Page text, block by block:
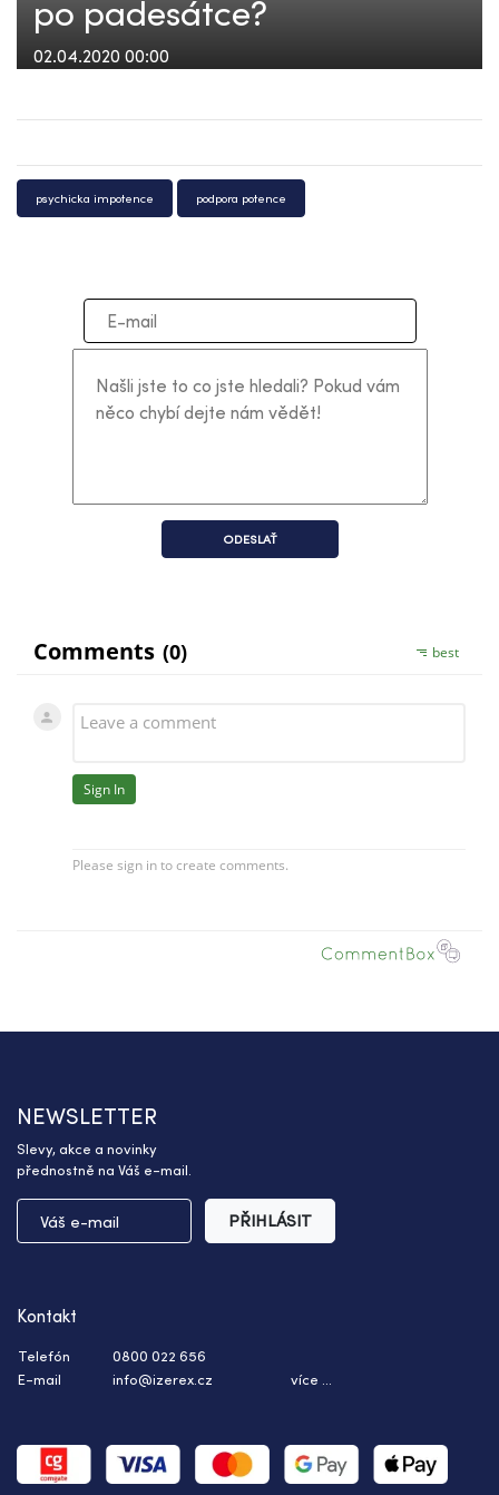
po padesátce?
02.04.2020 00:00
psychicka impotence podpora potence
ODESLAŤ
NEWSLETTER
Slevy, akce a novinky
přednostně na Váš e-mail.
PŘIHLÁSIT
Kontakt
Telefón
0800 022 656
E-mail
info@izerex.cz více ...